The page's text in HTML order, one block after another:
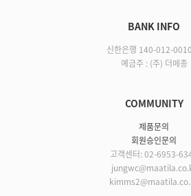
BANK INFO
신한은행 140-012-
예금주 : (주) 더메종
COMMUNITY
제품문의
회원승인문의
고객센터: 02-6953-